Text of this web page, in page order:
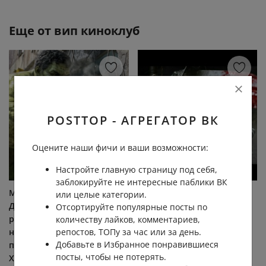
Еще от вип киноклуб
МЕГАПРЕМЬЕРА 2026 ‼
Дождались 😅 Что случится
раньше — он остановит
нового противника или
потеряет самого себя?
ХИТ... (видео)
🚨 МЕГАХИТ 2026 🧨💥 Сэм
Рокуэл 💪 Жанр:
фантастика, боевик,
комедия, приключения
Мужчина из будущего
пытается... (видео)
POSTTOP - АГРЕГАТОР ВК
Оцените наши фичи и ваши возможности:
Настройте главную страницу под себя,
заблокируйте не интересные паблики ВК
или целые категории.
Отсортируйте популярные посты по
количеству лайков, комментариев,
репостов, ТОПу за час или за день.
Добавьте в Избранное понравившиеся
посты, чтобы не потерять.